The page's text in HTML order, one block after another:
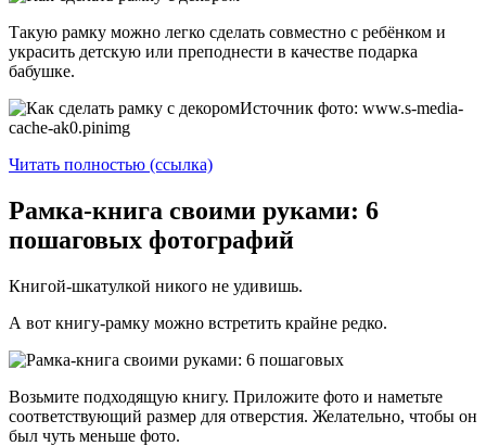
Такую рамку можно легко сделать совместно с ребёнком и
украсить детскую или преподнести в качестве подарка
бабушке.
Источник фото: www.s-media-
cache-ak0.pinimg
Читать полностью (ссылка)
Рамка-книга своими руками: 6
пошаговых фотографий
Книгой-шкатулкой никого не удивишь.
А вот книгу-рамку можно встретить крайне редко.
Возьмите подходящую книгу. Приложите фото и наметьте
соответствующий размер для отверстия. Желательно, чтобы он
был чуть меньше фото.